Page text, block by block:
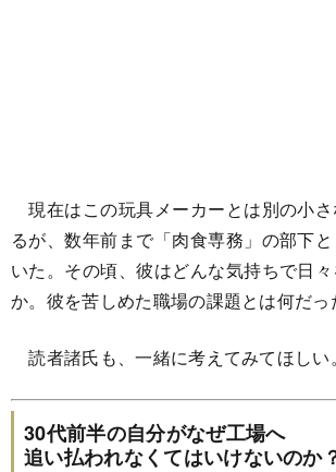
現在はこの玩具メーカーとは別の小
るが、数年前まで「肉食専務」の部下
いた。その頃、彼はどんな気持ちで日
か。彼を苦しめた職場の課題とは何だっ
読者諸氏も、一緒に考えてみてほしい。
30代前半の自分がなぜ工場へ
追い払われなくてはいけないのか